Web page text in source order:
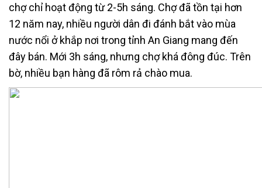
chợ chỉ hoạt động từ 2-5h sáng. Chợ đã tồn tại hơn
12 năm nay, nhiều người dân đi đánh bắt vào mùa
nước nổi ở khắp nơi trong tỉnh An Giang mang đến
đây bán. Mới 3h sáng, nhưng chợ khá đông đúc. Trên
bờ, nhiều bạn hàng đã rôm rả chào mua.